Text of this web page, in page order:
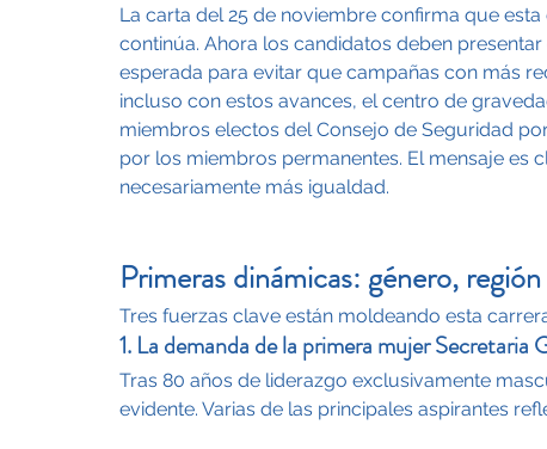
La carta del 25 de noviembre confirma que
continúa. Ahora los candidatos deben
esperada para evitar que campañas con más
incluso con estos avances, el centro de
miembros electos del Consejo de Seguridad
por los miembros permanentes. El mensaje es
necesariamente más igualdad.
Primeras dinámicas: género,
Tres fuerzas clave están moldeando esta
1. La demanda de la primera mujer Secretaria
Tras 80 años de liderazgo exclusivamente
evidente. Varias de las principales aspirantes